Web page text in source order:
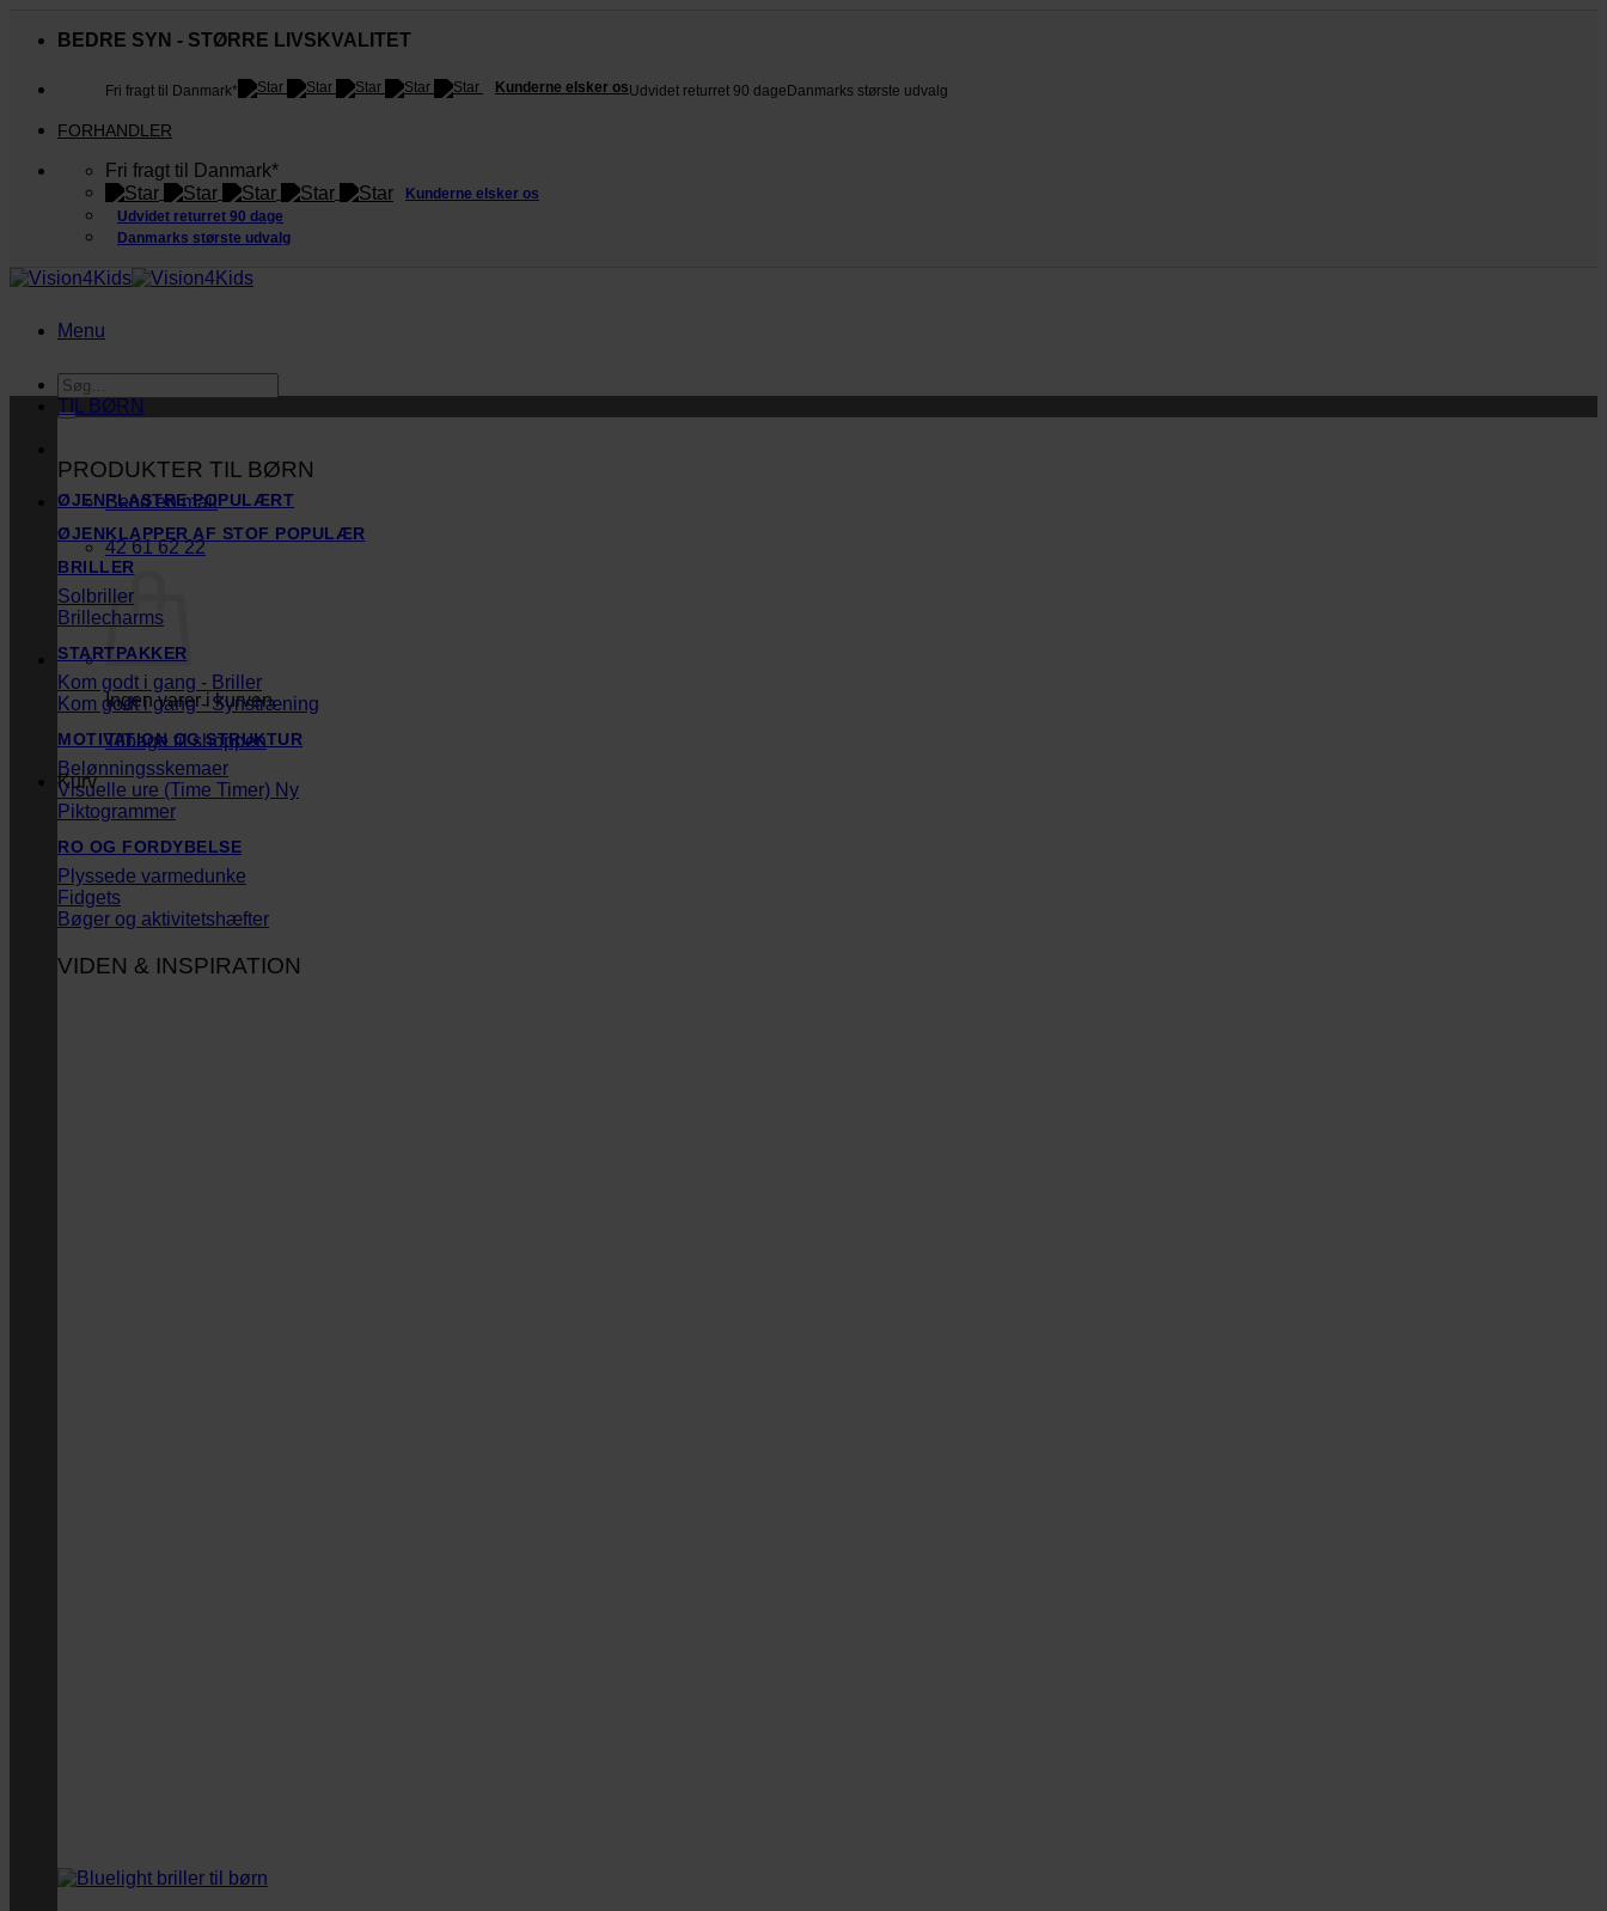
BEDRE SYN - STØRRE LIVSKVALITET
Fri fragt til Danmark* Kunderne elsker osUdvidet returret 90 dage Danmarks største udvalg
FORHANDLER
Fri fragt til Danmark*
Kunderne elsker os
Udvidet returret 90 dage
Danmarks største udvalg
Menu
Søg
efter:
Send en mail
42 61 62 22
Ingen varer i kurven.
Tilbage til shoppen
Kurv
TIL BØRN
PRODUKTER TIL BØRN
ØJENPLASTRE
ØJENKLAPPER AF STOF
BRILLER
Solbriller
Brillecharms
STARTPAKKER
Kom godt i gang - Briller
Kom godt i gang - Synstræning
MOTIVATION OG STRUKTUR
Belønningsskemaer
Visuelle ure (Time Timer)
Piktogrammer
RO OG FORDYBELSE
Plyssede varmedunke
Fidgets
Bøger og aktivitetshæfter
VIDEN & INSPIRATION